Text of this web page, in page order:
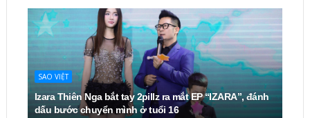
SAO VIỆT
Izara Thiên Nga bắt tay 2pillz ra mắt EP “IZARA”, đánh
dấu bước chuyển mình ở tuổi 16